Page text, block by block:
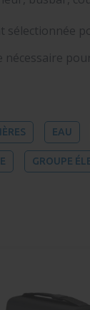
sélectionnée
EAU
GROUPE